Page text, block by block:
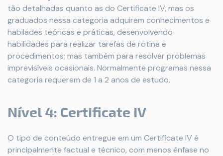
tão detalhadas quanto as do Certificate IV, mas os
graduados nessa categoria adquirem conhecimentos e
habilades teóricas e práticas, desenvolvendo
habilidades para realizar tarefas de rotina e
procedimentos; mas também para resolver problemas
imprevisíveis ocasionais. Normalmente programas nessa
categoria requerem de 1 a 2 anos de estudo.
Nível 4: Certificate IV
O tipo de conteúdo entregue em um Certificate IV é
principalmente factual e técnico, com menos ênfase no